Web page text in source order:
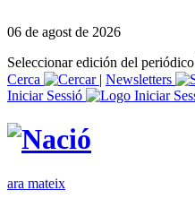
06 de agost de 2026
Seleccionar edición del periódico
Cerca
| Newsletters
Iniciar Sessió
ara mateix